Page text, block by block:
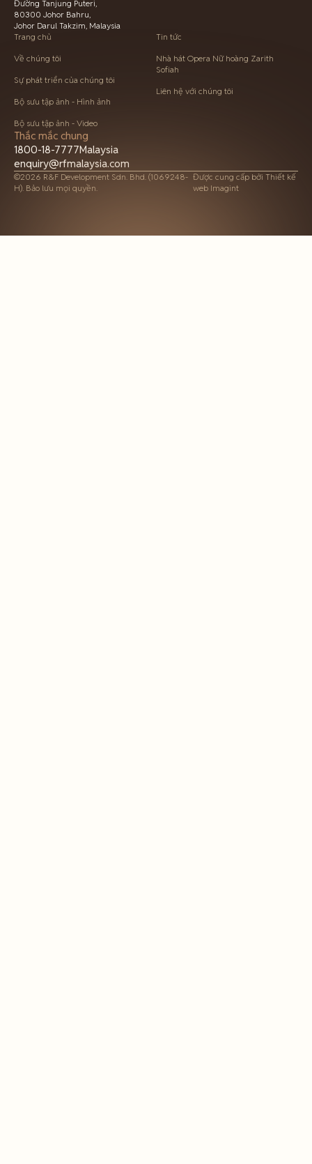
Đường Tanjung Puteri,
80300 Johor Bahru,
Johor Darul Takzim, Malaysia
Trang chủ
Về chúng tôi
Sự phát triển của chúng tôi
Bộ sưu tập ảnh - Hình ảnh
Bộ sưu tập ảnh - Video
Tin tức
Nhà hát Opera Nữ hoàng Zarith
Sofiah
Liên hệ với chúng tôi
Thắc mắc chung
1800-18-7777Malaysia
enquiry@rfmalaysia.com
©2026 R&F Development Sdn. Bhd. (1069248-
H). Bảo lưu mọi quyền.
Được cung cấp bởi Thiết kế
web Imagint